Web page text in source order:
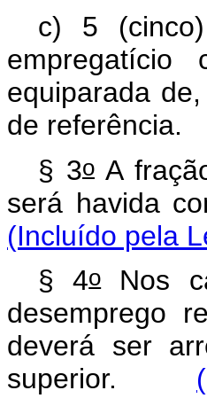
c) 5
equiparada
de
§ 3o A
será havida
(Incluído pela
§ 4oNos
desemprego
deverá ser
superior.